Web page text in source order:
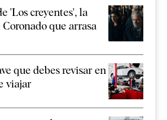
'Los creyentes', la
que arrasa
que debes revisar en
viajar